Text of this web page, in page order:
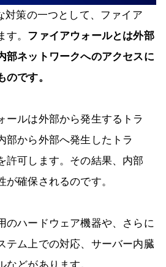
対策の一つとして、ファイア
。 ファイアウォールとは外部
部ネットワークへのアクセスに
です。
ールは外部から発生するトラ
部から外部へ発生したトラ
許可します。その結果、内部
確保されるのです。
のハードウェア機器や、さらに
テム上での対応、サーバー内臓
どがあります。